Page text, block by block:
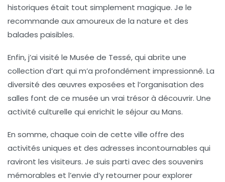
historiques était tout simplement magique. Je le
recommande aux amoureux de la nature et des
balades paisibles.
Enfin, j’ai visité le Musée de Tessé, qui abrite une
collection d’art qui m’a profondément impressionné. La
diversité des œuvres exposées et l’organisation des
salles font de ce musée un vrai trésor à découvrir. Une
activité culturelle qui enrichit le séjour au Mans.
En somme, chaque coin de cette ville offre des
activités uniques et des adresses incontournables qui
raviront les visiteurs. Je suis parti avec des souvenirs
mémorables et l’envie d’y retourner pour explorer